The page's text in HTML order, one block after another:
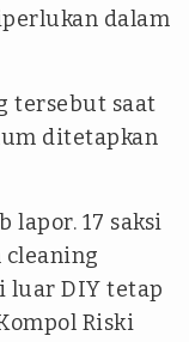
dalam
tersebut saat
ditetapkan
lapor. 17 saksi
cleaning
luar DIY tetap
Riski